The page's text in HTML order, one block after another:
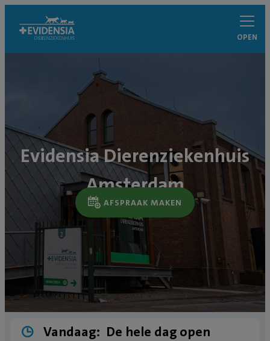
OPEN
Evidensia Dierenziekenhuis
Amsterdam
AFSPRAAK MAKEN
Vandaag: De hele dag open